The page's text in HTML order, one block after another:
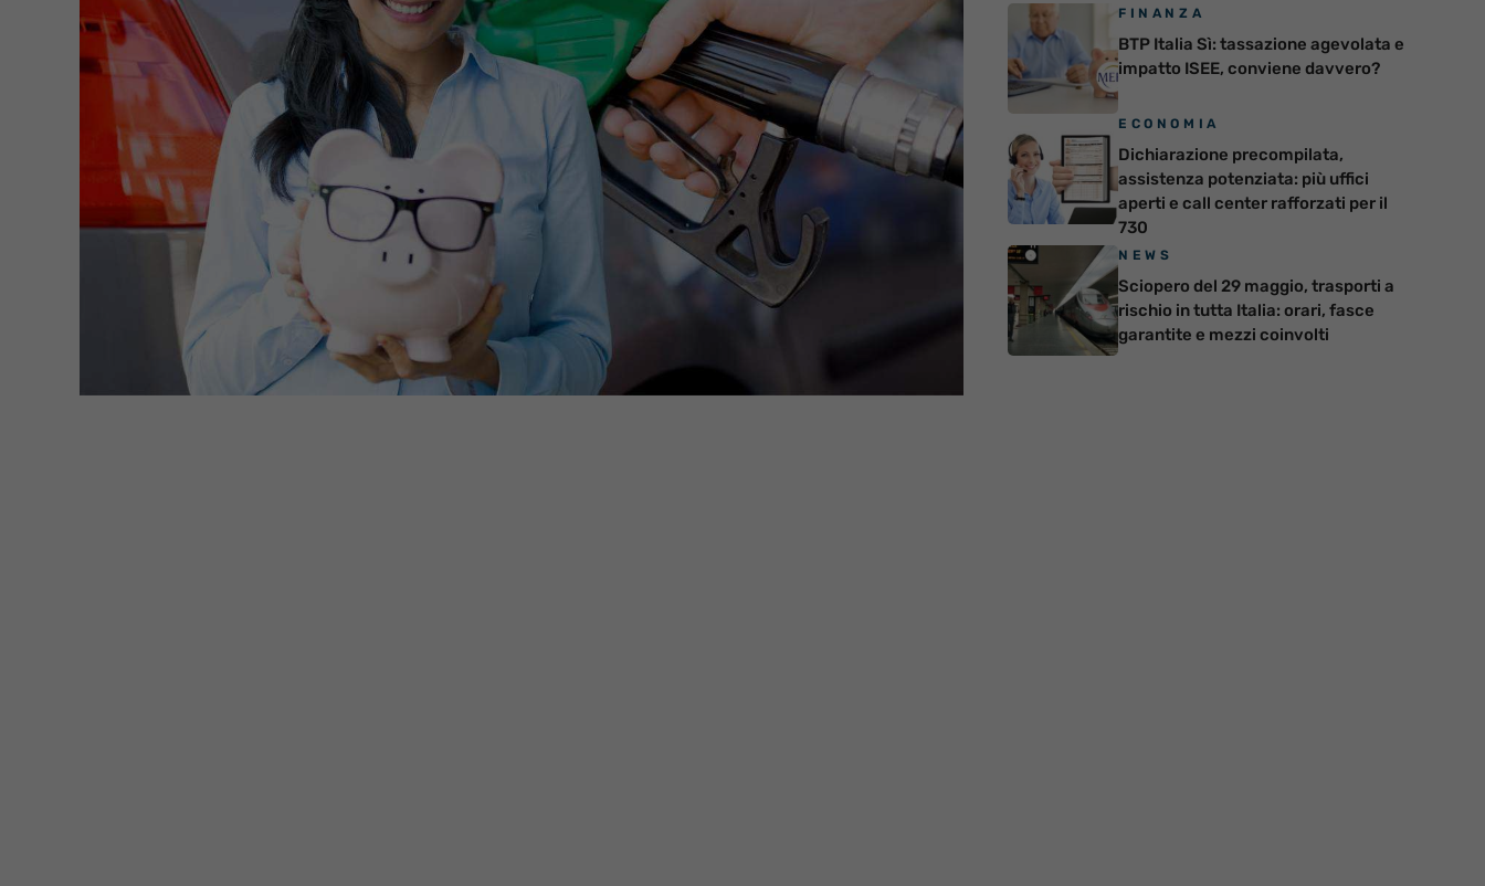
FINANZA
BTP Italia Sì: tassazione agevolata e
impatto ISEE, conviene davvero?
ECONOMIA
Dichiarazione precompilata,
assistenza potenziata: più uffici
aperti e call center rafforzati per il
730
NEWS
Sciopero del 29 maggio, trasporti a
rischio in tutta Italia: orari, fasce
garantite e mezzi coinvolti